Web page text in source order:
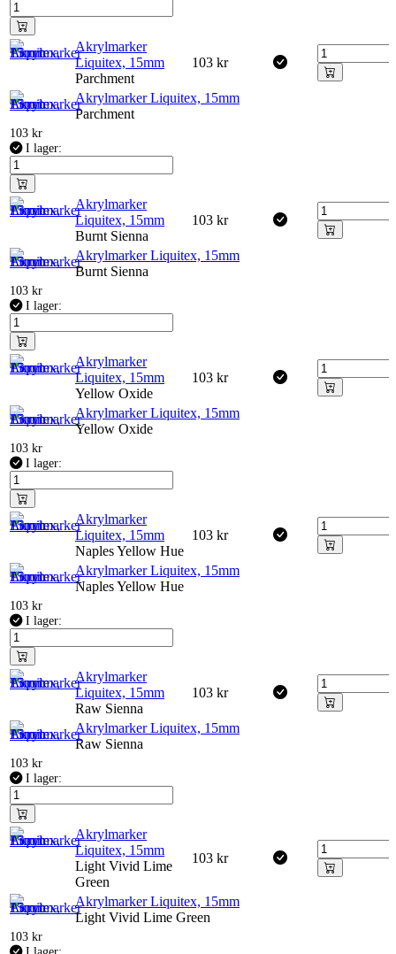
Akrylmarker
Liquitex, 15mm
Parchment
103 kr
Akrylmarker Liquitex, 15mm
Parchment
103 kr
I lager:
Akrylmarker
Liquitex, 15mm
Burnt Sienna
103 kr
Akrylmarker Liquitex, 15mm
Burnt Sienna
103 kr
I lager:
Akrylmarker
Liquitex, 15mm
Yellow Oxide
103 kr
Akrylmarker Liquitex, 15mm
Yellow Oxide
103 kr
I lager:
Akrylmarker
Liquitex, 15mm
Naples Yellow Hue
103 kr
Akrylmarker Liquitex, 15mm
Naples Yellow Hue
103 kr
I lager:
Akrylmarker
Liquitex, 15mm
Raw Sienna
103 kr
Akrylmarker Liquitex, 15mm
Raw Sienna
103 kr
I lager:
Akrylmarker
Liquitex, 15mm
Light Vivid Lime
Green
103 kr
Akrylmarker Liquitex, 15mm
Light Vivid Lime Green
103 kr